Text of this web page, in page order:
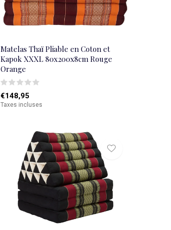
Matelas Thaï Pliable en Coton et
Kapok XXXL 80x200x8cm Rouge
Orange
€148,95
Taxes incluses